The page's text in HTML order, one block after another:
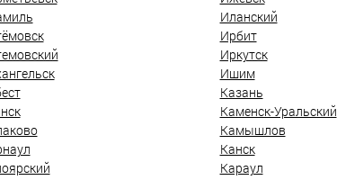
Иланский
Ирбит
Иркутск
Ишим
Казань
Каменск-Уральский
Камышлов
Канск
Караул